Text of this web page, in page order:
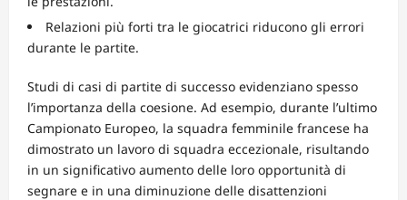
Relazioni più forti tra le giocatrici riducono gli errori
durante le partite.
Studi di casi di partite di successo evidenziano spesso
l’importanza della coesione. Ad esempio, durante l’ultimo
Campionato Europeo, la squadra femminile francese ha
dimostrato un lavoro di squadra eccezionale, risultando
in un significativo aumento delle loro opportunità di
segnare e in una diminuzione delle disattenzioni